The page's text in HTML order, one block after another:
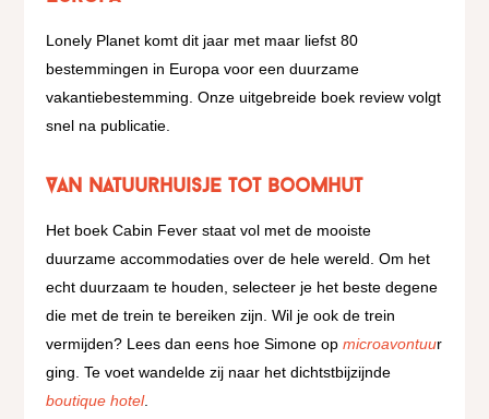
Lonely Planet komt dit jaar met maar liefst 80
bestemmingen in Europa voor een duurzame
vakantiebestemming. Onze uitgebreide boek review volgt
snel na publicatie.
Van natuurhuisje tot boomhut
Het boek Cabin Fever staat vol met de mooiste
duurzame accommodaties over de hele wereld. Om het
echt duurzaam te houden, selecteer je het beste degene
die met de trein te bereiken zijn. Wil je ook de trein
vermijden? Lees dan eens hoe Simone opmicroavontuur
ging. Te voet wandelde zij naar het dichtstbijzijnde
boutique hotel.